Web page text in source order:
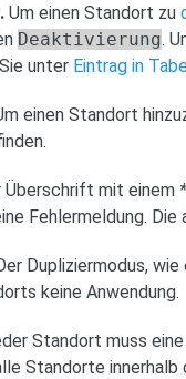
Um einen Standort zu
Deaktivierung.
unter Eintrag in
einen Standort
Überschrift mit einem *
Fehlermeldung.
Dupliziermodus, wie
keine Anwendung.
Standort muss
Standorte